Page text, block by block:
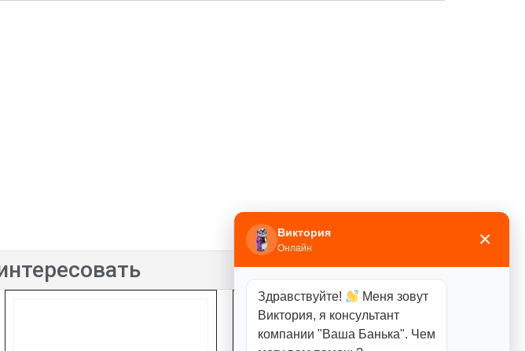
Виктория
Онлайн ×
Здравствуйте!
Меня зовут
Виктория, я консультант
компании "Ваша Банька". Чем